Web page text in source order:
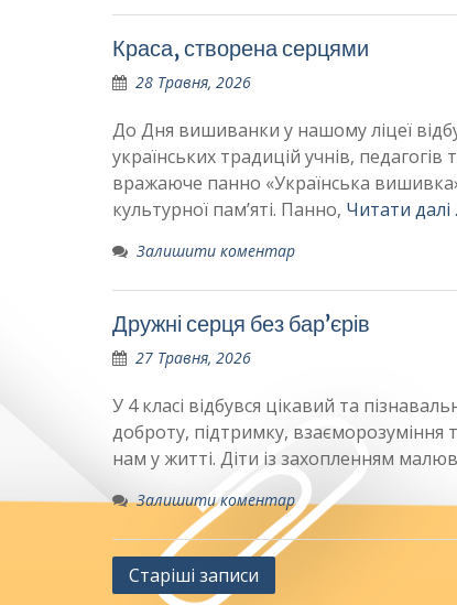
Краса, створена серцями
28 Травня, 2026
До Дня вишиванки у нашому ліцеї
українських традицій учнів,
вражаюче панно «Українська
культурної пам’яті. Панно, Читати далі
Залишити коментар
Дружні серця без бар’єрів
27 Травня, 2026
У 4 класі відбувся цікавий та
доброту, підтримку,
нам у житті. Діти із захопленням
Залишити коментар
Навігація
Старіші записи